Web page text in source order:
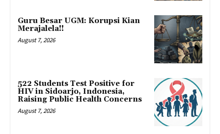
Guru Besar UGM: Korupsi Kian
Merajalela!!
August 7, 2026
522 Students Test Positive for
HIV in Sidoarjo, Indonesia,
Raising Public Health Concerns
August 7, 2026